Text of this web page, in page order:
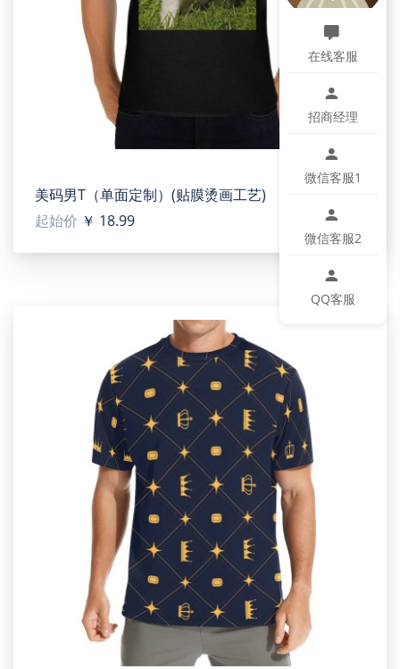
生产批次、机器设备等客观因素原因，难以避免或将存
在微小色差、位置及大小等误差，如遇以上问题均属于
正常现象，将不予纳入售后处理范畴。
Aquila Men's Canvas Shoes (Model 018)
【Type】Canvas, for men, Local Printing. There is a black
and white color scheme.
【Product description】33.51 Oz. Designed for fashion
men, stylish and personalized. Full canvas upper, round
toe. Metal eyelets for a classic look. Soft inner lining
美码男T（单面定制）(贴膜烫画工艺)
起始价 ￥ 18.99
在线客服
招商经理
微信客服1
微信客服2
QQ客服